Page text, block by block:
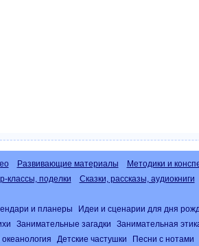
Развивающие материалы Методики и
классы, поделки Сказки, рассказы, аудиокниги
и планеры Идеи и сценарии для дня
Занимательные загадки Занимательная
Детские частушки Песни с нотами